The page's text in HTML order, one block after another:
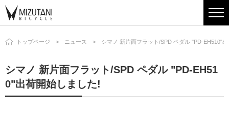
トップページ ニュース シマノ 新片面フラット/SPD ペダル "PD-EH510"
シマノ 新片面フラット/SPD ペダル "PD-EH51
0"出荷開始しました!